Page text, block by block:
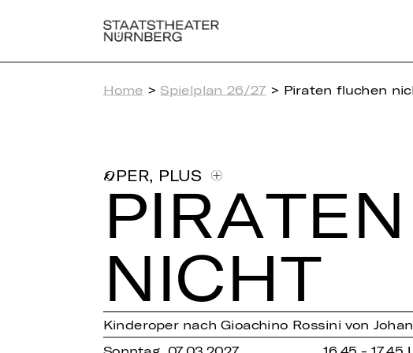
Home > Spielplan 26/27 > Piraten fluchen
OPER, PLUS
NICHT
Kinderoper nach Gioachino Rossini von